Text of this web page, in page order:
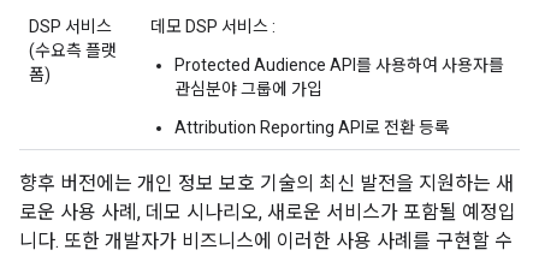
DSP 서비스
(수요측 플랫
폼)
데모 DSP 서비스 :
Protected Audience API를 사용하여 사용자를
관심분야 그룹에 가입
Attribution Reporting API로 전환 등록
향후 버전에는 개인 정보 보호 기술의 최신 발전을 지원하는 새
로운 사용 사례, 데모 시나리오, 새로운 서비스가 포함될 예정입
니다. 또한 개발자가 비즈니스에 이러한 사용 사례를 구현할 수